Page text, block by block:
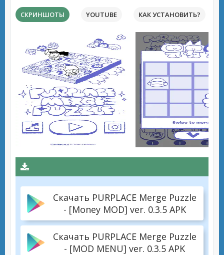
СКРИНШОТЫ YOUTUBE КАК УСТАНОВИТЬ?
Скачать PURPLACE Merge Puzzle
- [Money MOD] ver. 0.3.5 APK
Скачать PURPLACE Merge Puzzle
- [MOD MENU] ver. 0.3.5 APK